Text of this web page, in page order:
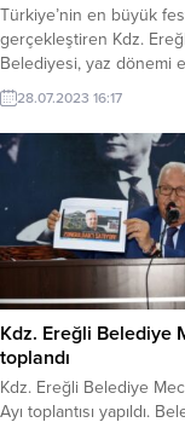
Türkiye’nin en büyük
gerçekleştiren Kdz.
Belediyesi, yaz dönemi
kapsamında Pazartesi
21.00’da Semicenk
düzenleyecek. Anıt
sahnede on binlerce
buluşacak olan
hayranlarına bir de
28.07.2023 16:17
Kdz. Ereğli Belediye
toplandı
Kdz. Ereğli Belediye
Ayı toplantısı yapıldı.